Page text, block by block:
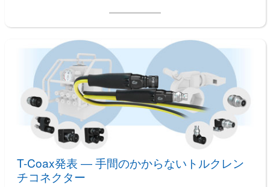
T-Coax発表 ― 手間のかからないトルクレン
チコネクター